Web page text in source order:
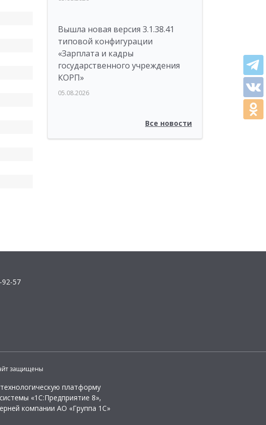
Вышла новая версия 3.1.38.41
типовой конфигурации
«Зарплата и кадры
государственного учреждения
КОРП»
05.08.2026
Все новости
92-57
защищены
платформу
«1С:Предприятие 8»,
компании АО «Группа 1С»